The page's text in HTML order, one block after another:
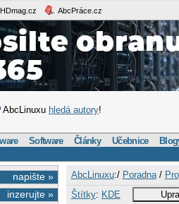
HDmag.cz AbcPráce.cz
AbcLinuxu hledá autory!
Software Články Učebnice
napište »
inzerujte »
AbcLinuxu:/ Poradna/
Štítky: KDE